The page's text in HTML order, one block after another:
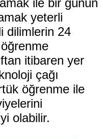
ile bir günün
yeterli
dilimlerin 24
öğrenme
itibaren yer
çağı
öğrenme ile
olabilir.